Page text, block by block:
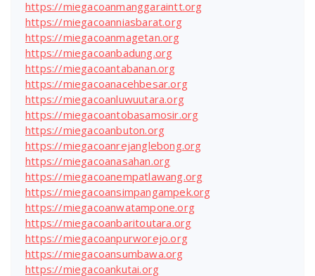
https://miegacoanmanggaraintt.org
https://miegacoanniasbarat.org
https://miegacoanmagetan.org
https://miegacoanbadung.org
https://miegacoantabanan.org
https://miegacoanacehbesar.org
https://miegacoanluwuutara.org
https://miegacoantobasamosir.org
https://miegacoanbuton.org
https://miegacoanrejanglebong.org
https://miegacoanasahan.org
https://miegacoanempatlawang.org
https://miegacoansimpangampek.org
https://miegacoanwatampone.org
https://miegacoanbaritoutara.org
https://miegacoanpurworejo.org
https://miegacoansumbawa.org
https://miegacoankutai.org